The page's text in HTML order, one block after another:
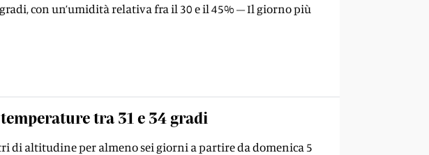
con un’umidità relativa fra il 30 e il 45% – Il giorno più
tra 31 e 34 gradi
di altitudine per almeno sei giorni a partire da domenica 5